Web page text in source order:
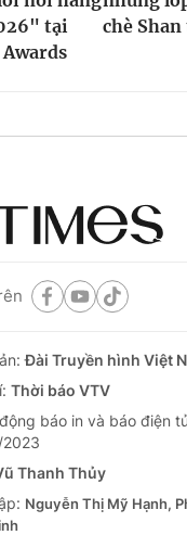
tại
chè Shan
Đài Truyền hình Việt
Thời báo VTV
báo in và báo điện
Thanh Thủy
Nguyễn Thị Mỹ Hạnh,